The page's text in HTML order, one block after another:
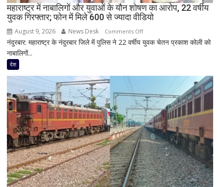
साथ
दिखी
झलक
महाराष्ट्र में नाबालिगों और युवाओं के यौन शोषण का आरोप, 22 वर्षीय
युवक गिरफ्तार; फोन में मिले 600 से ज्यादा वीडियो
August 9, 2026 News Desk Comments Offon
महाराष्ट्र
के
यौन
शोषण
का
आरोप,
22
वर्षीय
युवक
गिरफ्तार;
नंदुरबार: महाराष्ट्र के नंदुरबार जिले में पुलिस ने 22 वर्षीय युवक चेतन प्रकाश कोली को
नाबालिगों...
देश